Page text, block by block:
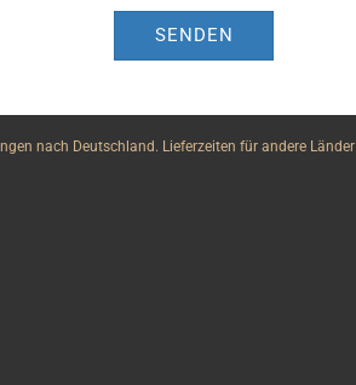
SENDEN
nach Deutschland. Lieferzeiten für andere